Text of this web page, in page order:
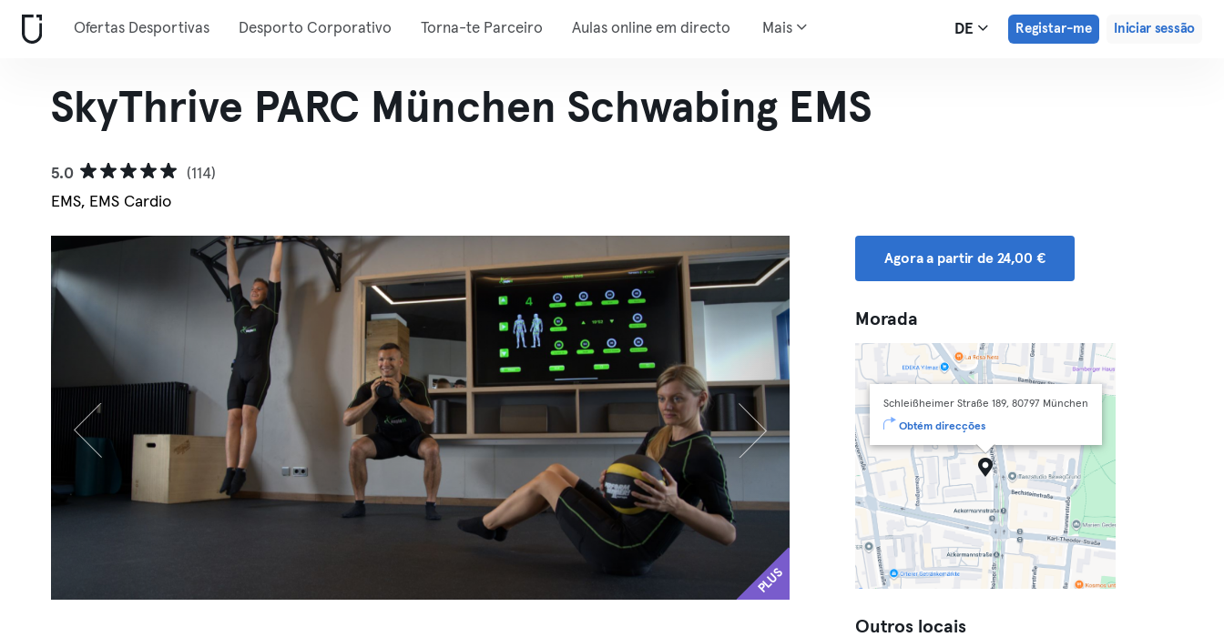
Ofertas Desportivas Desporto Corporativo Torna-te Parceiro Aulas online em directo Mais DE Registar-me Iniciar sessão
SkyThrive PARC München Schwabing EMS
5.0
(114)
EMS, EMS Cardio
PLUS
Agora a partir de 24,00 €
Morada
Schleißheimer Straße 189, 80797 München
Obtém direcções
Outros locais